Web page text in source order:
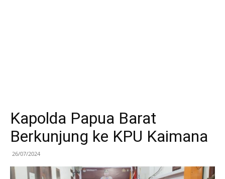
Kapolda Papua Barat
Berkunjung ke KPU Kaimana
26/07/2024